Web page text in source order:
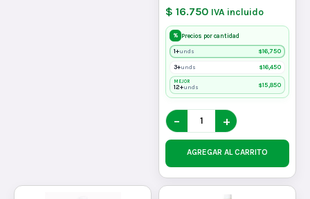
$ 16.750 IVA incluido
% Precios por cantidad
1+unds $16,750
3+unds $16,450
MEJOR
12+unds $15,850
− +
AGREGAR AL CARRITO